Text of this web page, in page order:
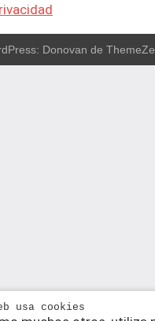
Donovan de
usa cookies